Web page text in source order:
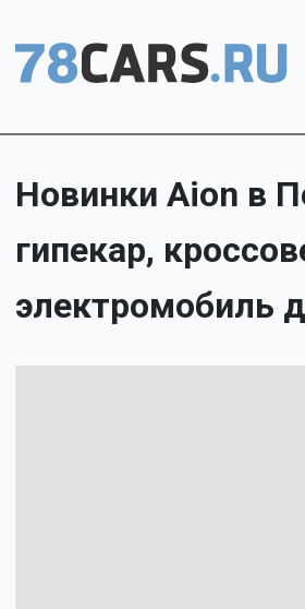
Новинки Aion в
гипекар,
электромобиль